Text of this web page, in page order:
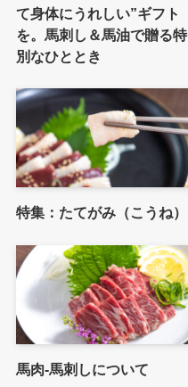
て身体にうれしい”ギフト
を。馬刺し＆馬油で贈る特
別なひととき
特集：たてがみ（こうね）
馬肉-馬刺しについて